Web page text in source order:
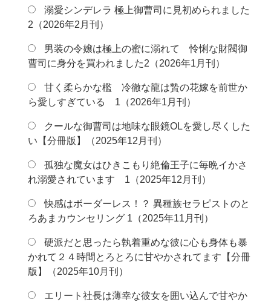
溺愛シンデレラ 極上御曹司に見初められました
2（2026年2月刊）
男装の令嬢は極上の蜜に溺れて 怜悧な財閥御
曹司に身分を買われました2（2026年1月刊）
甘く柔らかな檻 冷徹な龍は贄の花嫁を前世か
ら愛しすぎている 1（2026年1月刊）
クールな御曹司は地味な眼鏡OLを愛し尽くした
い【分冊版】（2025年12月刊）
孤独な魔女はひきこもり絶倫王子に毎晩イかさ
れ溺愛されています 1（2025年12月刊）
快感はボーダーレス！？ 異種族セラピストのと
ろあまカウンセリング 1（2025年11月刊）
硬派だと思ったら執着重めな彼に心も身体も暴
かれて２４時間とろとろに甘やかされてます【分冊
版】（2025年10月刊）
エリート社長は薄幸な彼女を囲い込んで甘やか